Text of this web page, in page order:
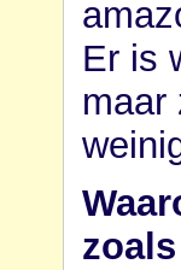
Er is
maar